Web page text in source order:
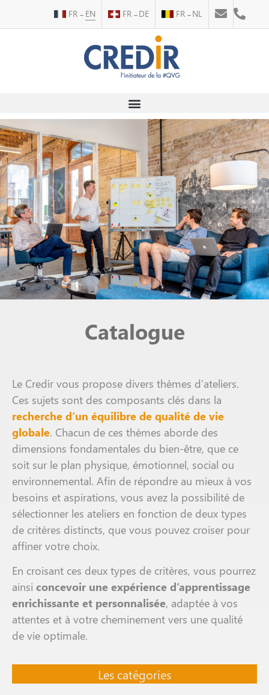
FR EN FR DE FR NL
Catalogue
Le Credir vous propose divers thèmes d’ateliers.
Ces sujets sont des composants clés dans la
recherche d’un équilibre de qualité de vie
globale. Chacun de ces thèmes aborde des
dimensions fondamentales du bien-être, que ce
soit sur le plan physique, émotionnel, social ou
environnemental. Afin de répondre au mieux à vos
besoins et aspirations, vous avez la possibilité de
sélectionner les ateliers en fonction de deux types
de critères distincts, que vous pouvez croiser pour
affiner votre choix.
En croisant ces deux types de critères, vous pourrez
ainsi concevoir une expérience d’apprentissage
enrichissante et personnalisée, adaptée à vos
attentes et à votre cheminement vers une qualité
de vie optimale.
Les catégories